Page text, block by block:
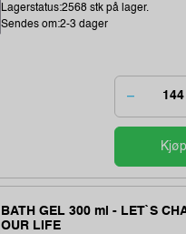
Lagerstatus:2568 stk på lager.
Sendes om:2-3 dager
Kjøp
BATH GEL 300 ml - LET`S
OUR LIFE